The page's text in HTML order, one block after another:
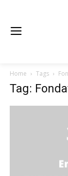
Home Tags
Tag: